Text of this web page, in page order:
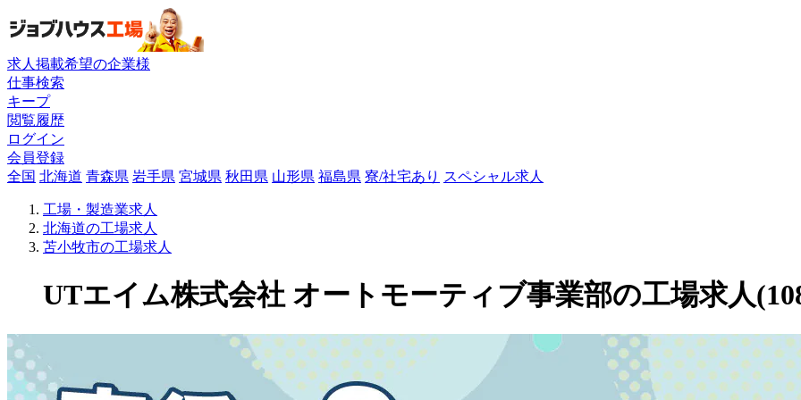
求人掲載希望の企業様
仕事検索
キープ
閲覧履歴
ログイン
会員登録
全国 北海道 青森県 岩手県 宮城県 秋田県 山形県 福島県 寮/社宅あり スペシャル求人
工場・製造業求人
北海道の工場求人
苫小牧市の工場求人
UTエイム株式会社 オートモーティブ事業部の工場求人